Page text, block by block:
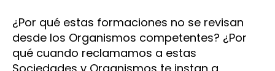
¿Por qué estas formaciones no se revisan
desde los Organismos competentes? ¿Por
qué cuando reclamamos a estas